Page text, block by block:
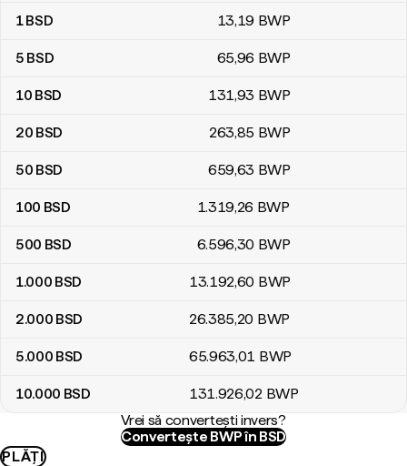
Tabel de conversie dolari din Bahamas în pula Botswana
1BSD 13,19 BWP
5 BSD 65,96 BWP
10 BSD 131,93 BWP
20 BSD 263,85 BWP
50 BSD 659,63 BWP
100 BSD 1.319,26 BWP
500 BSD 6.596,30 BWP
1.000 BSD 13.192,60 BWP
2.000 BSD 26.385,20 BWP
5.000 BSD 65.963,01 BWP
10.000 BSD 131.926,02 BWP
Vrei să convertești invers?
Convertește BWP în BSD
PLĂȚI